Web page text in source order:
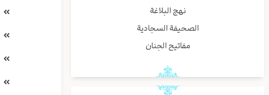
نهج البلاغة
الصحيفة السجادية
مفاتيح الجنان